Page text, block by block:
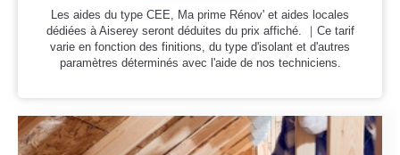
Les aides du type CEE, Ma prime Rénov' et aides locales
dédiées à Aiserey seront déduites du prix affiché. ｜Ce tarif
varie en fonction des finitions, du type d'isolant et d'autres
paramètres déterminés avec l'aide de nos techniciens.